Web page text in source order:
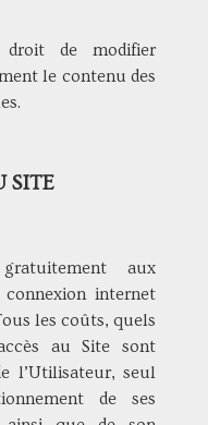
de modifier
le contenu des
SITE
aux
connexion internet
les coûts, quels
au Site sont
l’Utilisateur, seul
de ses